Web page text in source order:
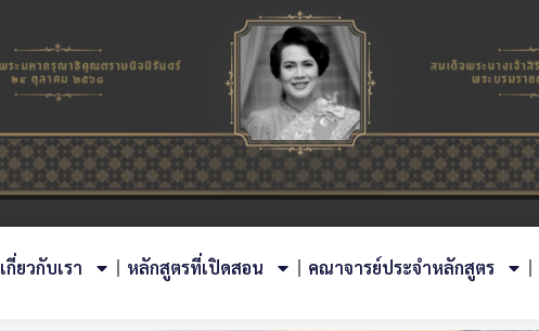
เกี่ยวกับเรา หลักสูตรที่เปิดสอน คณาจารย์ประจำหลักสูตร